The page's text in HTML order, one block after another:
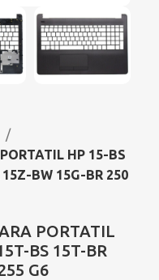
HP 15-BS
BW 15G-BR 250
PORTATIL
BS 15T-BR
G6